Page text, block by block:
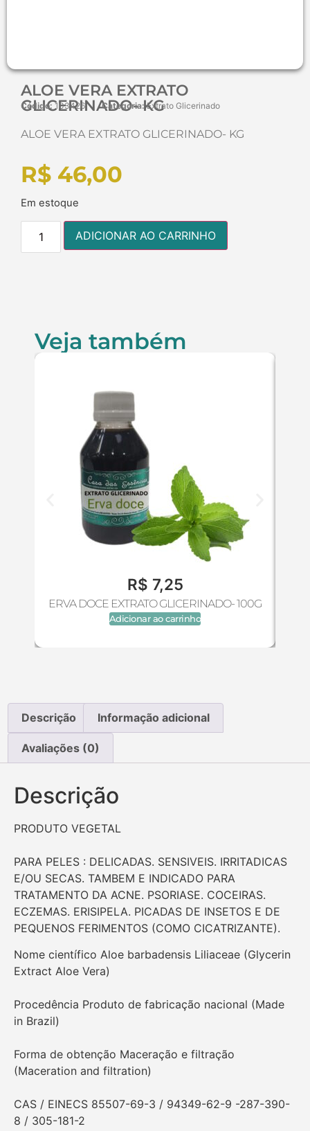
ALOE VERA EXTRATO
GLICERINADO- KG
Código:103426 Categoria: Extrato Glicerinado
ALOE VERA EXTRATO GLICERINADO- KG
R$ 46,00
Em estoque
ADICIONAR AO CARRINHO
Veja também
R$ 7,25
ERVA DOCE EXTRATO GLICERINADO- 100G
Adicionar ao carrinho
Descrição Informação adicional
Avaliações (0)
Descrição
PRODUTO VEGETAL
PARA PELES : DELICADAS. SENSIVEIS. IRRITADICAS
E/OU SECAS. TAMBEM E INDICADO PARA
TRATAMENTO DA ACNE. PSORIASE. COCEIRAS.
ECZEMAS. ERISIPELA. PICADAS DE INSETOS E DE
PEQUENOS FERIMENTOS (COMO CICATRIZANTE).
Nome científico Aloe barbadensis Liliaceae (Glycerin
Extract Aloe Vera)
Procedência Produto de fabricação nacional (Made
in Brazil)
Forma de obtenção Maceração e filtração
(Maceration and filtration)
CAS / EINECS 85507-69-3 / 94349-62-9 -287-390-
8 / 305-181-2